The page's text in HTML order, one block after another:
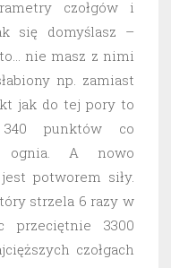
czołgów i
się domyślasz –
nie masz z nimi
np. zamiast
jak do tej pory to
punktów co
ognia. A nowo
potworem siły.
strzela 6 razy w
przeciętnie 3300
czołgach